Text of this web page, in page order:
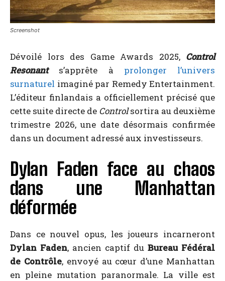
Screenshot
Dévoilé lors des Game Awards 2025, Control
Resonants’apprête à prolonger l’univers
surnaturel imaginé par Remedy Entertainment.
L’éditeur finlandais a officiellement précisé que
cette suite directe de Controlsortira au deuxième
trimestre 2026, une date désormais confirmée
dans un document adressé aux investisseurs.
Dylan Faden face au chaos
dans une Manhattan
déformée
Dans ce nouvel opus, les joueurs incarneront
Dylan Faden, ancien captif du Bureau Fédéral
de Contrôle, envoyé au cœur d’une Manhattan
en pleine mutation paranormale. La ville est